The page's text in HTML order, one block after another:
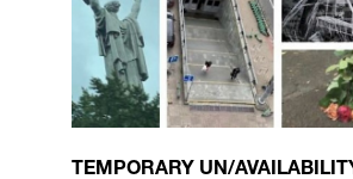
TEMPORARY UN/